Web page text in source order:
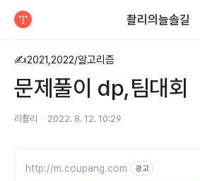
촬리의늘솔길
✍2021,2022/알고리즘
문제풀이 dp,팀대회
리촬리 2022. 8. 12. 10:29
http://m.coupang.com 광고